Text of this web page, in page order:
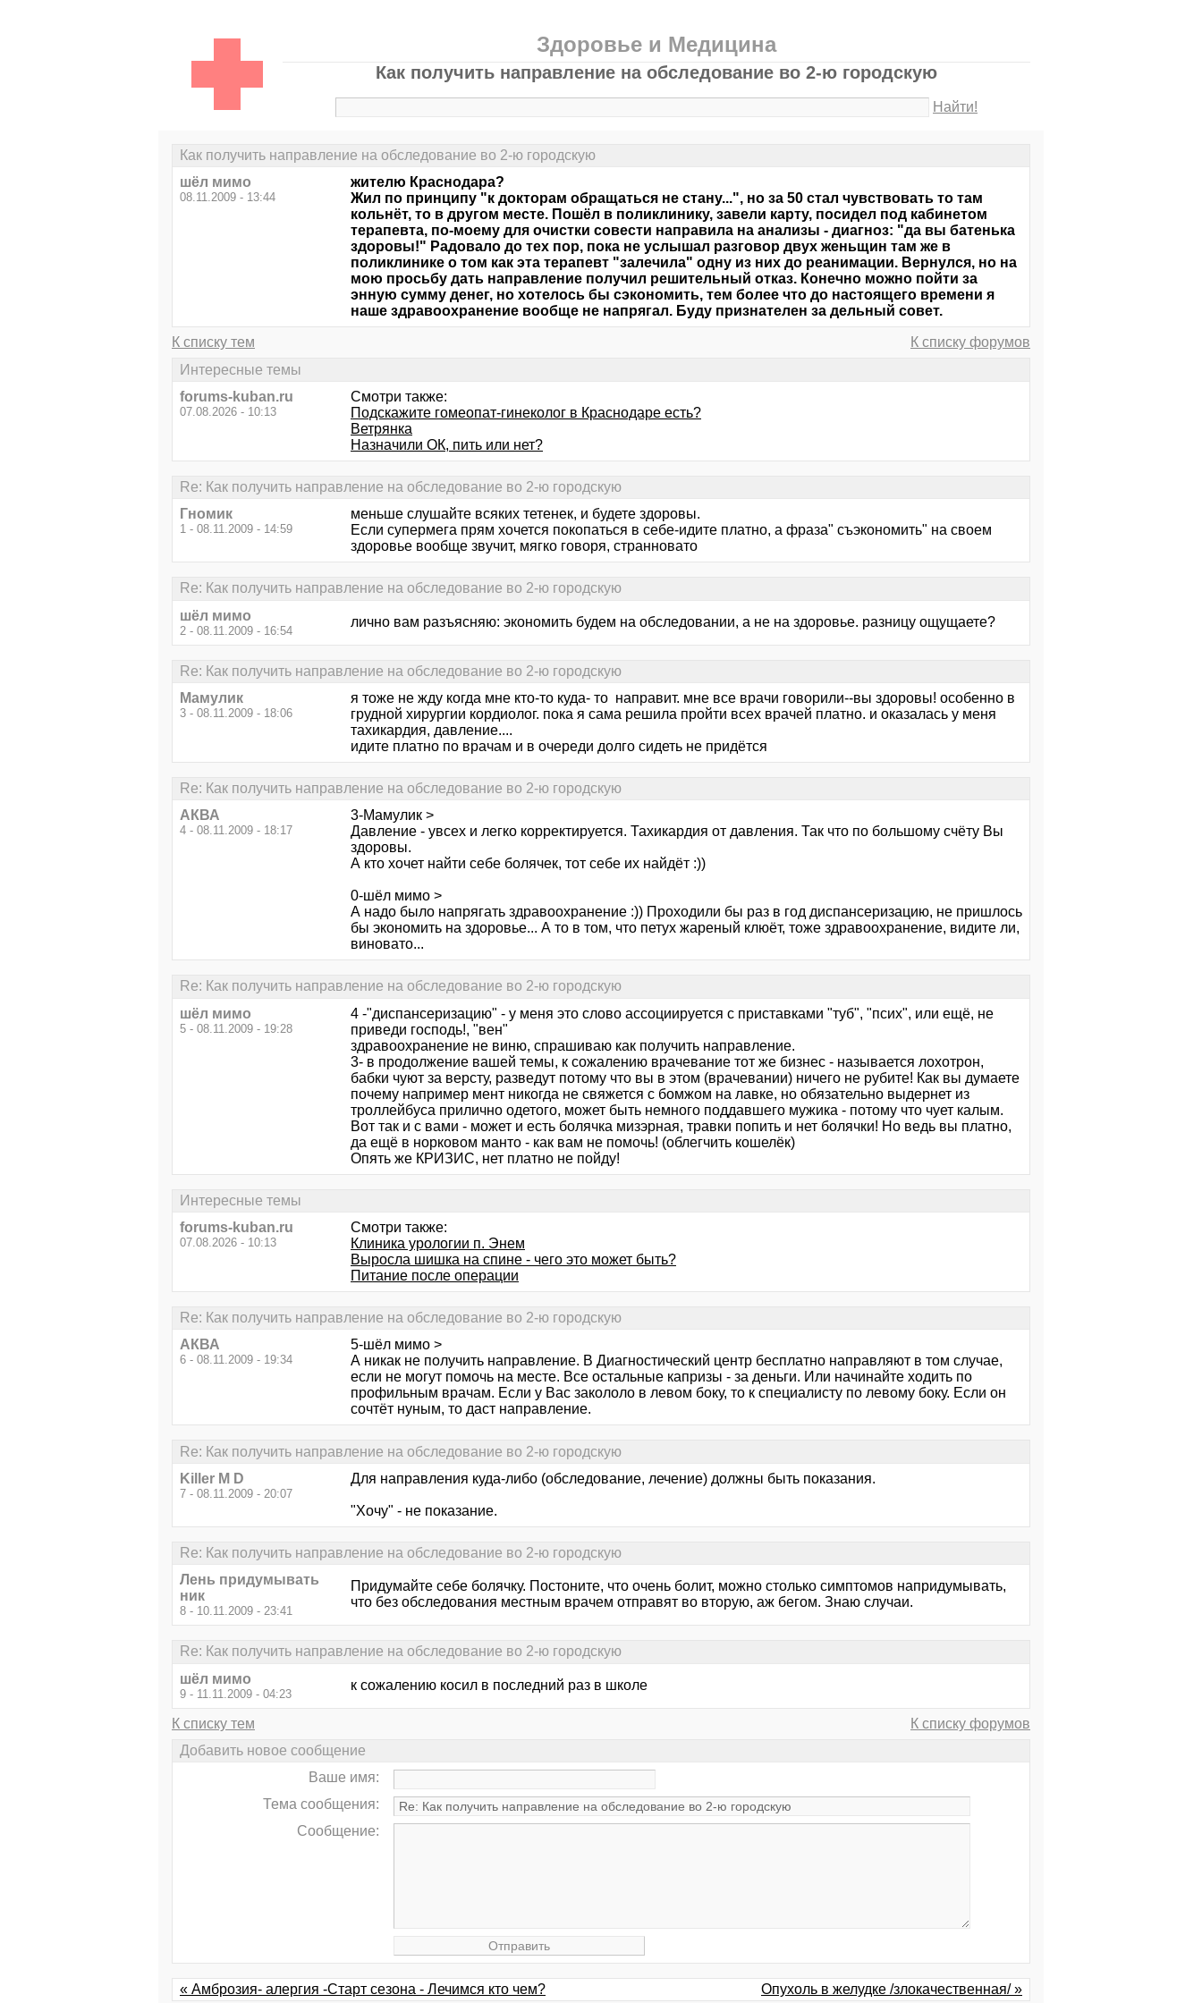
Здоровье и Медицина
Как получить направление на обследование во 2-ю городскую
Найти!
Как получить направление на обследование во 2-ю городскую
шёл мимо
08.11.2009 - 13:44
жителю Краснодара?
Жил по принципу "к докторам обращаться не стану...", но за 50 стал чувствовать то там
кольнёт, то в другом месте. Пошёл в поликлинику, завели карту, посидел под кабинетом
терапевта, по-моему для очистки совести направила на анализы - диагноз: "да вы батенька
здоровы!" Радовало до тех пор, пока не услышал разговор двух женьщин там же в
поликлинике о том как эта терапевт "залечила" одну из них до реанимации. Вернулся, но на
мою просьбу дать направление получил решительный отказ. Конечно можно пойти за
энную сумму денег, но хотелось бы сэкономить, тем более что до настоящего времени я
наше здравоохранение вообще не напрягал. Буду признателен за дельный совет.
К списку тем
К списку форумов
Интересные темы
forums-kuban.ru
07.08.2026 - 10:13
Смотри также:
Подскажите гомеопат-гинеколог в Краснодаре есть?
Ветрянка
Назначили ОК, пить или нет?
Re: Как получить направление на обследование во 2-ю городскую
Гномик
1 - 08.11.2009 - 14:59
меньше слушайте всяких тетенек, и будете здоровы.
Если супермега прям хочется покопаться в себе-идите платно, а фраза" съэкономить" на своем
здоровье вообще звучит, мягко говоря, странновато
Re: Как получить направление на обследование во 2-ю городскую
шёл мимо
2 - 08.11.2009 - 16:54
лично вам разъясняю: экономить будем на обследовании, а не на здоровье. разницу ощущаете?
Re: Как получить направление на обследование во 2-ю городскую
Мамулик
3 - 08.11.2009 - 18:06
я тоже не жду когда мне кто-то куда- то направит. мне все врачи говорили--вы здоровы! особенно в
грудной хирургии кордиолог. пока я сама решила пройти всех врачей платно. и оказалась у меня
тахикардия, давление....
идите платно по врачам и в очереди долго сидеть не придётся
Re: Как получить направление на обследование во 2-ю городскую
АКВА
4 - 08.11.2009 - 18:17
3-Мамулик >
Давление - увсех и легко корректируется. Тахикардия от давления. Так что по большому счёту Вы
здоровы.
А кто хочет найти себе болячек, тот себе их найдёт :))
0-шёл мимо >
А надо было напрягать здравоохранение :)) Проходили бы раз в год диспансеризацию, не пришлось
бы экономить на здоровье... А то в том, что петух жареный клюёт, тоже здравоохранение, видите ли,
виновато...
Re: Как получить направление на обследование во 2-ю городскую
шёл мимо
5 - 08.11.2009 - 19:28
4 -"диспансеризацию" - у меня это слово ассоциируется с приставками "туб", "псих", или ещё, не
приведи господь!, "вен"
здравоохранение не виню, спрашиваю как получить направление.
3- в продолжение вашей темы, к сожалению врачевание тот же бизнес - называется лохотрон,
бабки чуют за версту, разведут потому что вы в этом (врачевании) ничего не рубите! Как вы думаете
почему например мент никогда не свяжется с бомжом на лавке, но обязательно выдернет из
троллейбуса прилично одетого, может быть немного поддавшего мужика - потому что чует калым.
Вот так и с вами - может и есть болячка мизэрная, травки попить и нет болячки! Но ведь вы платно,
да ещё в норковом манто - как вам не помочь! (облегчить кошелёк)
Опять же КРИЗИС, нет платно не пойду!
Интересные темы
forums-kuban.ru
07.08.2026 - 10:13
Смотри также:
Клиника урологии п. Энем
Выросла шишка на спине - чего это может быть?
Питание после операции
Re: Как получить направление на обследование во 2-ю городскую
АКВА
6 - 08.11.2009 - 19:34
5-шёл мимо >
А никак не получить направление. В Диагностический центр бесплатно направляют в том случае,
если не могут помочь на месте. Все остальные капризы - за деньги. Или начинайте ходить по
профильным врачам. Если у Вас закололо в левом боку, то к специалисту по левому боку. Если он
сочтёт нуным, то даст направление.
Re: Как получить направление на обследование во 2-ю городскую
Killer M D
7 - 08.11.2009 - 20:07
Для направления куда-либо (обследование, лечение) должны быть показания.
"Хочу" - не показание.
Re: Как получить направление на обследование во 2-ю городскую
Лень придумывать
ник
8 - 10.11.2009 - 23:41
Придумайте себе болячку. Постоните, что очень болит, можно столько симптомов напридумывать,
что без обследования местным врачем отправят во вторую, аж бегом. Знаю случаи.
Re: Как получить направление на обследование во 2-ю городскую
шёл мимо
9 - 11.11.2009 - 04:23
к сожалению косил в последний раз в школе
К списку тем
К списку форумов
Добавить новое сообщение
Ваше имя:
Тема сообщения:
Сообщение:
« Амброзия- алергия -Старт сезона - Лечимся кто чем? Опухоль в желудке /злокачественная/ »